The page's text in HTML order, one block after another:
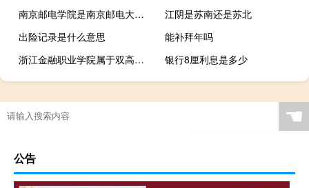
南京邮电学院是南京邮电大学吗 南京理工大学继续教育学院
江阴是苏南还是苏北
出险记录是什么意思
能补拜年吗
浙江金融职业学院属于双高计划院校吗
银行8厘利息是多少
☚
公告